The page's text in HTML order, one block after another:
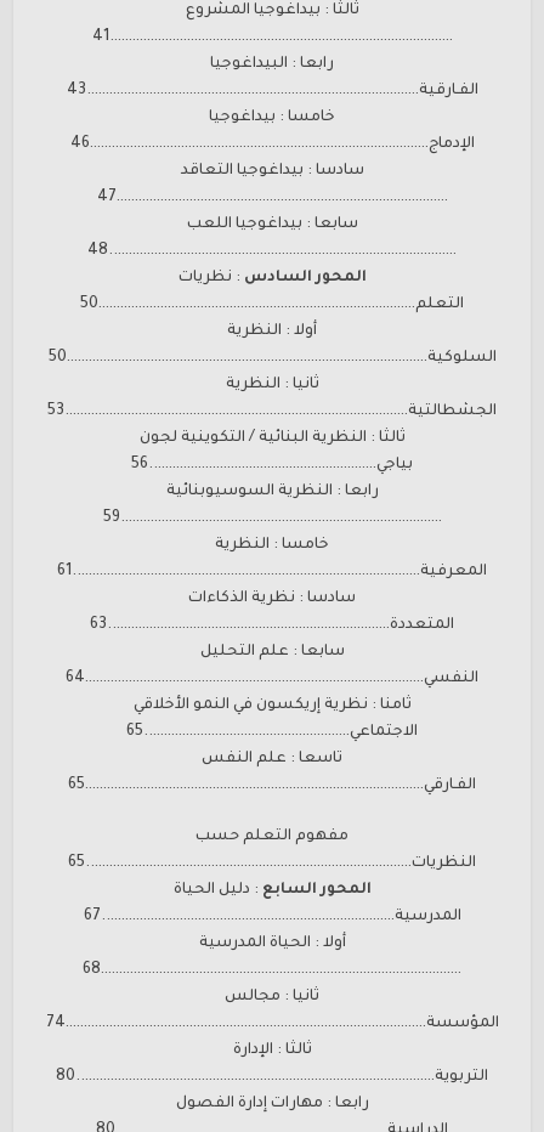
ثالثا : بيداغوجيا المشروع
………………………………………………………………………………….41
رابعا : البيداغوجيا
الفـارقية……………………………………………………………………………….43
خامسا : بيداغوجيا
الإدماج…………………………………………………………………………………46
سادسا : بيداغوجيا التعاقد
……………………………………………………………………………….47
سابعا : بيداغوجيا اللعب
…………………………………………………………………………………..48
المحور السادس : نظريات
التعلم……………………………………………………………………………50
أولا : النظرية
السلوكية………………………………………………………………………………………50
ثانيا : النظرية
الجشطالتية………………………………………………………………………………….53
ثالثا : النظرية البنائية / التكوينية لجون
بياجي……………………………………………………..56
رابعا : النظرية السوسيوبنائية
…………………………………………………………………………….59
خامسا : النظرية
المعرفية…………………………………………………………………………………..61
سادسا : نظرية الذكاءات
المتعددة…………………………………………………………………..63
سابعا : علم التحليل
النفسي…………………………………………………………………………………64
ثامنا : نظرية إريكسون في النمو الأخلاقي
الاجتماعي………………………………………………..65
تاسعا : علم النفس
الفـارقي…………………………………………………………………………………65
مفهوم التعلم حسب
النظريات……………………………………………………………………………..65
المحور السابع : دليل الحياة
المدرسية……………………………………………………………………..67
أولا : الحياة المدرسية
………………………………………………………………………………………68
ثانيا : مجالس
المؤسسة………………………………………………………………………………………74
ثالثا : الإدارة
التربوية……………………………………………………………………………………..80
رابعا : مهارات إدارة الفصول